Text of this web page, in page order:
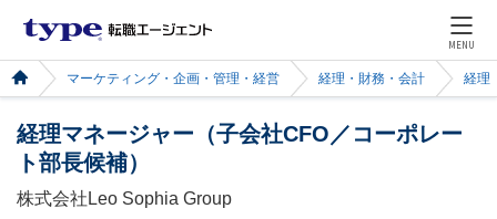
MENU
マーケティング・企画・管理・経営 経理・財務・会計 経理
経理マネージャー（子会社CFO／コーポレー
ト部長候補）
株式会社Leo Sophia Group